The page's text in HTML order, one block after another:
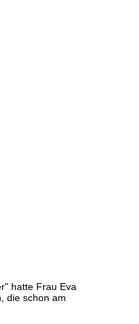
hatte Frau Eva
die schon am